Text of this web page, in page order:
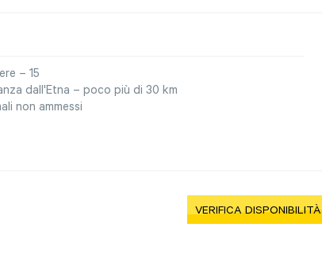
– 15
dall'Etna – poco più di 30 km
non ammessi
VERIFICA DISPONIBILITÀ